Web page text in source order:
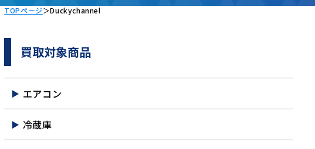
TOPページ＞Duckychannel
買取対象商品
エアコン
冷蔵庫